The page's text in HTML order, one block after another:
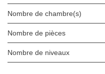
Nombre de chambre(s)
Nombre de pièces
Nombre de niveaux